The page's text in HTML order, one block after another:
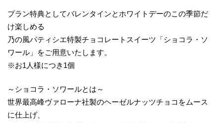
プラン特典としてバレンタインとホワイトデーのこの季節だ
け楽しめる
乃の風パティシエ特製チョコレートスイーツ「ショコラ・ソ
ワール」をご用意いたします。
※お1人様につき1個
～ショコラ・ソワールとは～
世界最高峰ヴァローナ社製のヘーゼルナッツチョコをムース
に仕上げ、